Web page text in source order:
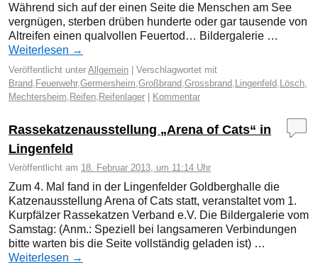
Während sich auf der einen Seite die Menschen am See
vergnügen, sterben drüben hunderte oder gar tausende von
Altreifen einen qualvollen Feuertod… Bildergalerie …
Weiterlesen →
Veröffentlicht unter Allgemein | Verschlagwortet mit
Brand Feuerwehr, Germersheim Großbrand Grossbrand Lingenfeld Lösch
Mechtersheim Reifen Reifenlager | Kommentar
Rassekatzenausstellung „Arena of Cats“ in
Lingenfeld
Veröffentlicht am 18. Februar 2013, um 11:14 Uhr
Zum 4. Mal fand in der Lingenfelder Goldberghalle die
Katzenausstellung Arena of Cats statt, veranstaltet vom 1.
Kurpfälzer Rassekatzen Verband e.V. Die Bildergalerie vom
Samstag: (Anm.: Speziell bei langsameren Verbindungen
bitte warten bis die Seite vollständig geladen ist) …
Weiterlesen →